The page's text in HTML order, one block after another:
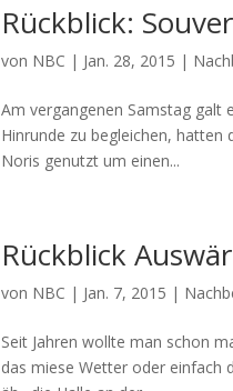
Rückblick:
von NBC | Jan. 28, 2015 |
Am vergangenen Samstag galt
Hinrunde zu begleichen, hatten
Noris genutzt um einen...
Rückblick
von NBC | Jan. 7, 2015 |
Seit Jahren wollte man schon
das miese Wetter oder einfach